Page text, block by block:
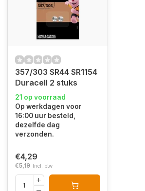
357/303 SR44 SR1154
Duracell 2 stuks
21 op voorraad
Op werkdagen voor
16:00 uur besteld,
dezelfde dag
verzonden.
€4,29
€5,19 Incl. btw